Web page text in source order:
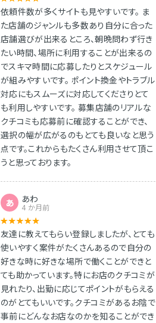
依頼件数が多くサイトも見やすいです。 ま
た店舗のジャンルも多数あり自分に合った
店舗選びが出来るところ、朝晩問わず行き
たい時間、場所に利用することが出来るの
でスキマ時間に応募したりとスケジュール
が組みやすいです。 ポイント換金やトラブル
対応にもスムーズに対応してくださりとて
も利用しやすいです。 募集店舗のリアルな
クチコミも応募前に確認することができ、
選択の幅が広がるのもとても良いなと思う
点です。これからもたくさん利用させて頂こ
うと思っております。
あ あわ
4 か月前
友達に教えてもらい登録しましたが、とても
使いやすく案件がたくさんあるので自分の
好きな時に好きな場所で働くことができと
ても助かっています。特にお店のクチコミが
見れたり、出勤に応じてポイントがもらえる
のがとてもいいです。クチコミがあるお陰で
事前にどんなお店なのかを知ることができ